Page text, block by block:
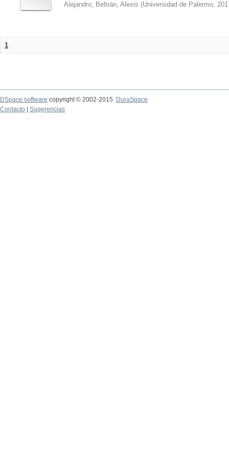
Alejandro; Beltrán, Alexis (Universidad de Palermo,
1
DSpace software copyright © 2002-2015
DuraSpace
Contacto
Sugerencias